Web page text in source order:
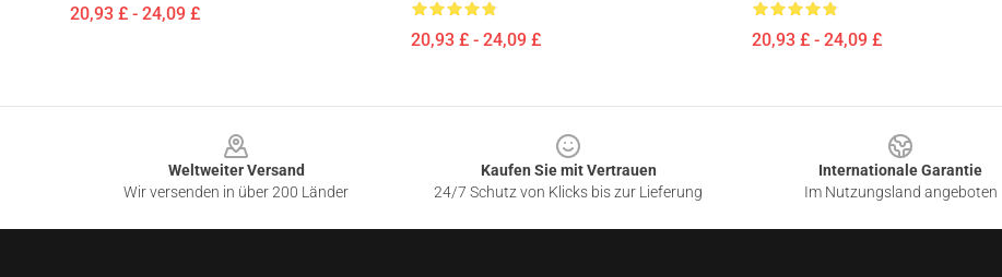
20,93 £ - 24,09 £
20,93 £ - 24,09 £ 20,93 £ - 24,09 £
Weltweiter Versand
Wir versenden in über 200 Länder
Kaufen Sie mit Vertrauen
24/7 Schutz von Klicks bis zur Lieferung
Internationale Garantie
Im Nutzungsland angeboten